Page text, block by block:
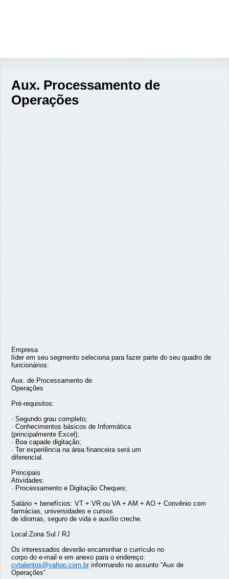
Aux. Processamento de
Operações
Empresa
líder em seu segmento seleciona para fazer parte do seu quadro de
funcionários:
Aux. de Processamento de
Operações
Pré-requisitos:
· Segundo grau completo;
· Conhecimentos básicos de Informática
(principalmente Excel);
· Boa capade digitação;
· Ter experiência na área financeira será um
diferencial.
Principais
Atividades:
· Processamento e Digitação Cheques;
Salário + benefícios: VT + VR ou VA + AM + AO + Convênio com
farmácias, universidades e cursos
de idiomas, seguro de vida e auxílio creche.
Local:Zona Sul / RJ
Os interessados deverão encaminhar o currículo no
corpo do e-mail e em anexo para o endereço:
cvtalentos@yahoo.com.brinformando no assunto “Aux de
Operações”.